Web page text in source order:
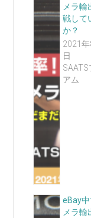
メラ輸
戦して
か？
2021
日
SAATS
アム
eBay中
メラ輸